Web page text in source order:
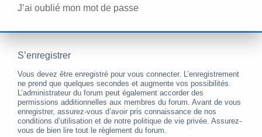
J’ai oublié mon mot de passe
S’enregistrer
Vous devez être enregistré pour vous connecter. L’enregistrement
ne prend que quelques secondes et augmente vos possibilités.
L’administrateur du forum peut également accorder des
permissions additionnelles aux membres du forum. Avant de vous
enregistrer, assurez-vous d’avoir pris connaissance de nos
conditions d’utilisation et de notre politique de vie privée. Assurez-
vous de bien lire tout le règlement du forum.